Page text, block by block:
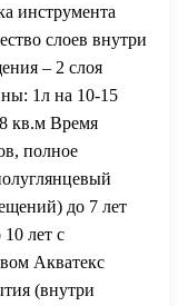
инструмента
слоев внутри
– 2 слоя
1л на 10-15
кв.м Время
полное
до 7 лет
лет с
Акватекс
(внутри